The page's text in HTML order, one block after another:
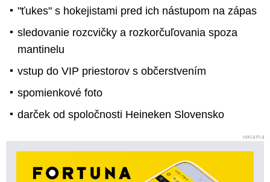
"ťukes" s hokejistami pred ich nástupom na zápas
sledovanie rozcvičky a rozkorčuľovania spoza
mantinelu
vstup do VIP priestorov s občerstvením
spomienkové foto
darček od spoločnosti Heineken Slovensko